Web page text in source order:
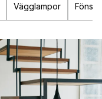
Vägglampor